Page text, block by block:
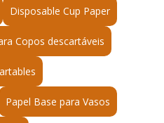
Disposable Cup Paper
Copos descartáveis
Papel Base para Vasos